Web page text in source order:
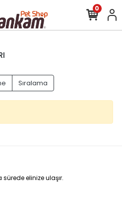
0
Sıralama
sürede elinize ulaşır.